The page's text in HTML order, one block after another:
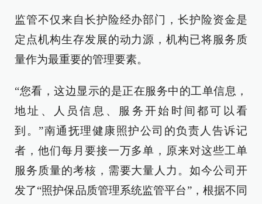
监管不仅来自长护险经办部门，长护险资金是
定点机构生存发展的动力源，机构已将服务质
量作为最重要的管理要素。
“您看，这边显示的是正在服务中的工单信息，
地址、人员信息、服务开始时间都可以看
到。”南通抚理健康照护公司的负责人告诉记
者，他们每月要接一万多单，原来对这些工单
服务质量的考核，需要大量人力。如今公司开
发了“照护保品质管理系统监管平台”，根据不同